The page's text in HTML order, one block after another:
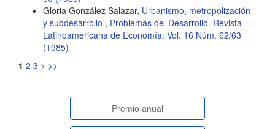
Gloria González Salazar, Urbanismo, metropolización
y subdesarrollo , Problemas del Desarrollo. Revista
Latinoamericana de Economía: Vol. 16 Núm. 62/63
(1985)
1 2 3 > >>
paginasespeciales
Premio anual